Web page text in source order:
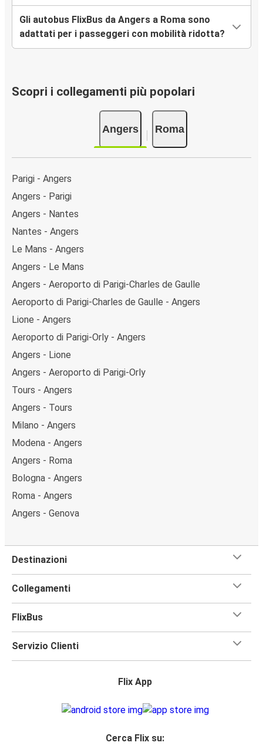
Gli autobus FlixBus da Angers a Roma sono
adattati per i passeggeri con mobilità ridotta?
Scopri i collegamenti più popolari
Angers Roma
Parigi - Angers
Angers - Parigi
Angers - Nantes
Nantes - Angers
Le Mans - Angers
Angers - Le Mans
Angers - Aeroporto di Parigi-Charles de Gaulle
Aeroporto di Parigi-Charles de Gaulle - Angers
Lione - Angers
Aeroporto di Parigi-Orly - Angers
Angers - Lione
Angers - Aeroporto di Parigi-Orly
Tours - Angers
Angers - Tours
Milano - Angers
Modena - Angers
Angers - Roma
Bologna - Angers
Roma - Angers
Angers - Genova
Destinazioni
Collegamenti
FlixBus
Servizio Clienti
Flix App
Cerca Flix su: